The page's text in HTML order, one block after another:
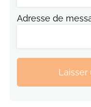
Adresse de